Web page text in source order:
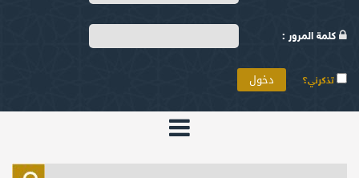
كلمة المرور :
تذكرني؟